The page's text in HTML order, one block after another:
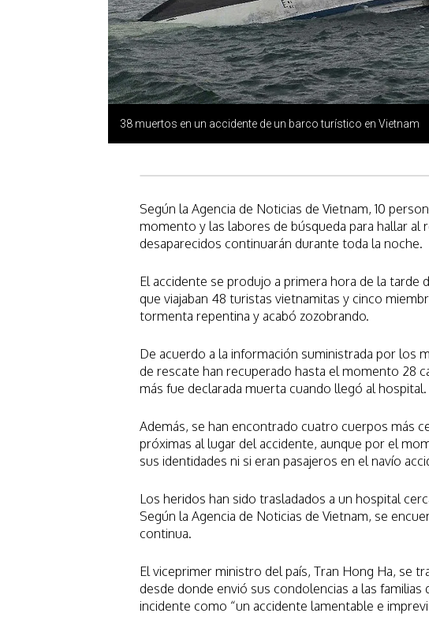
38 muertos en un accidente de un barco turístico en Vietnam
Según la Agencia de Noticias de Vietnam, 10
momento y las labores de búsqueda para hallar al
desaparecidos continuarán durante toda la noche.
El accidente se produjo a primera hora de la tarde
que viajaban 48 turistas vietnamitas y cinco
tormenta repentina y acabó zozobrando.
De acuerdo a la información suministrada por los
de rescate han recuperado hasta el momento 28
más fue declarada muerta cuando llegó al hospital.
Además, se han encontrado cuatro cuerpos más
próximas al lugar del accidente, aunque por el
sus identidades ni si eran pasajeros en el navío
Los heridos han sido trasladados a un hospital
Según la Agencia de Noticias de Vietnam, se
continua.
El viceprimer ministro del país, Tran Hong Ha, se
desde donde envió sus condolencias a las
incidente como “un accidente lamentable e